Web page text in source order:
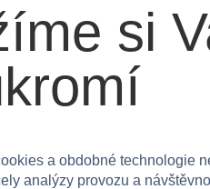
radost a nekonečné
si
a obdobné technologie
analýzy provozu a